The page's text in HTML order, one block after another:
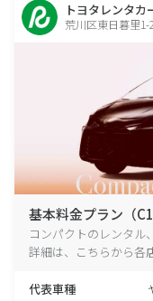
トヨタレンタカ
荒川区東日暮里1-
基本料金プラン（C1
コンパクトのレンタル
詳細は、こちらから各
代表車種